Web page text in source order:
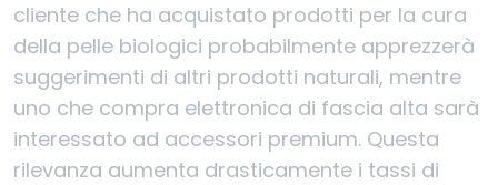
cliente che ha acquistato prodotti per la cura
della pelle biologici probabilmente apprezzerà
suggerimenti di altri prodotti naturali, mentre
uno che compra elettronica di fascia alta sarà
interessato ad accessori premium. Questa
rilevanza aumenta drasticamente i tassi di